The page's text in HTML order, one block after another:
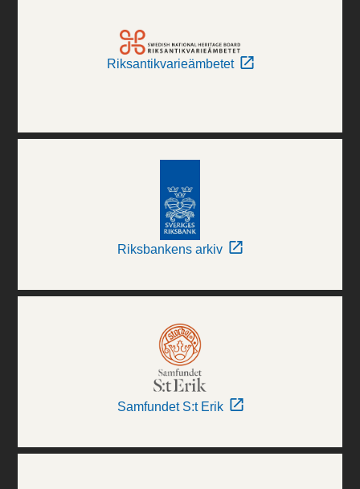
Riksantikvarieämbetet
Riksbankens arkiv
Samfundet S:t Erik